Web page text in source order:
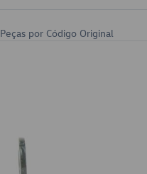
Peças por Código Original